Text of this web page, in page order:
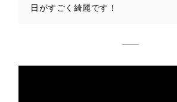
日がすごく綺麗です！